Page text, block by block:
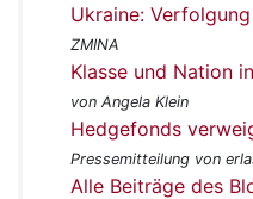
Ukraine:
ZMINA
Klasse und Nation
von Angela Klein
Hedgefonds
Pressemitteilung von
Alle Beiträge des